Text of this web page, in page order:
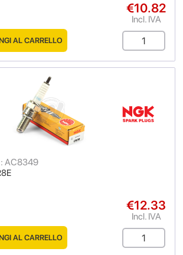
€10.82
Incl. IVA
AL CARRELLO
AC8349
€12.33
Incl. IVA
AL CARRELLO